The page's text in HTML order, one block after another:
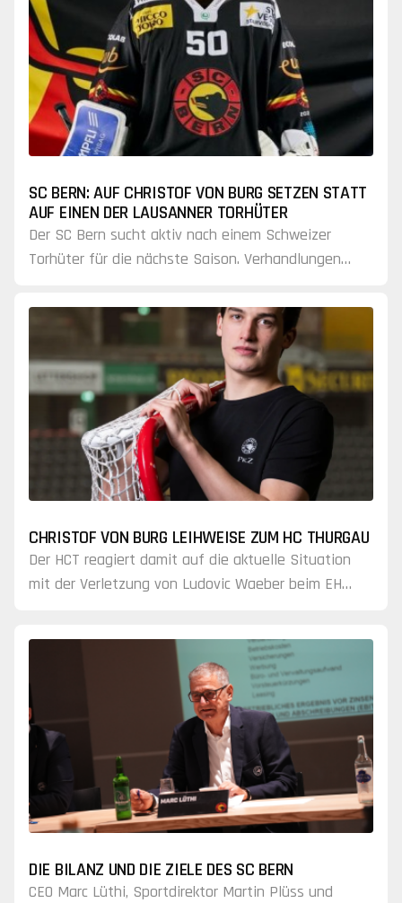
SC BERN: AUF CHRISTOF VON BURG SETZEN STATT
AUF EINEN DER LAUSANNER TORHÜTER
Der SC Bern sucht aktiv nach einem Schweizer
Torhüter für die nächste Saison. Verhandlungen
oder Kevin Pasche…
CHRISTOF VON BURG LEIHWEISE ZUM HC THURGAU
Der HCT reagiert damit auf die aktuelle Situation
mit der Verletzung von Ludovic Waeber beim EHC
DIE BILANZ UND DIE ZIELE DES SC BERN
CEO Marc Lüthi, Sportdirektor Martin Plüss und